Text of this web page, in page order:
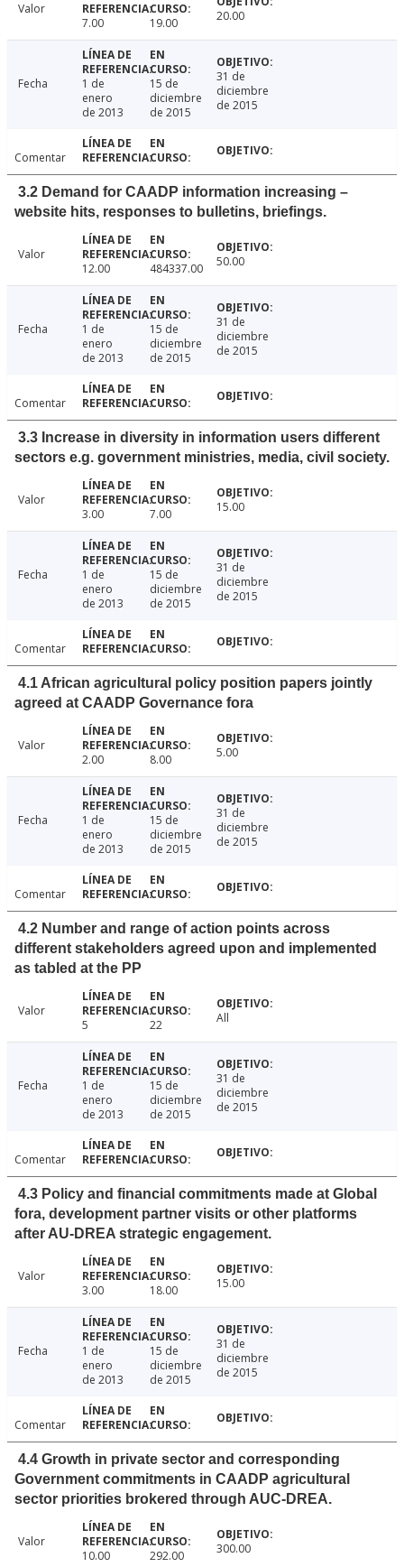
Valor
7.00
19.00 20.00
Fecha
1 de
enero
de 2013
15 de
diciembre
de 2015
31 de
diciembre
de 2015
Comentar
3.2 Demand for CAADP information increasing –
website hits, responses to bulletins, briefings.
Valor
12.00
484337.00 50.00
Fecha
1 de
enero
de 2013
15 de
diciembre
de 2015
31 de
diciembre
de 2015
Comentar
3.3 Increase in diversity in information users different
sectors e.g. government ministries, media, civil society.
Valor
3.00
7.00 15.00
Fecha
1 de
enero
de 2013
15 de
diciembre
de 2015
31 de
diciembre
de 2015
Comentar
4.1 African agricultural policy position papers jointly
agreed at CAADP Governance fora
Valor
2.00
8.00 5.00
Fecha
1 de
enero
de 2013
15 de
diciembre
de 2015
31 de
diciembre
de 2015
Comentar
4.2 Number and range of action points across
different stakeholders agreed upon and implemented
as tabled at the PP
Valor
5
22 All
Fecha
1 de
enero
de 2013
15 de
diciembre
de 2015
31 de
diciembre
de 2015
Comentar
4.3 Policy and financial commitments made at Global
fora, development partner visits or other platforms
after AU-DREA strategic engagement.
Valor
3.00
18.00 15.00
Fecha
1 de
enero
de 2013
15 de
diciembre
de 2015
31 de
diciembre
de 2015
Comentar
4.4 Growth in private sector and corresponding
Government commitments in CAADP agricultural
sector priorities brokered through AUC-DREA.
Valor
10.00
292.00 300.00